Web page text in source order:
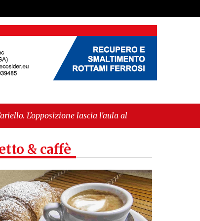
lascia l'aula al momento del voto"
l’IGP"
& caffè